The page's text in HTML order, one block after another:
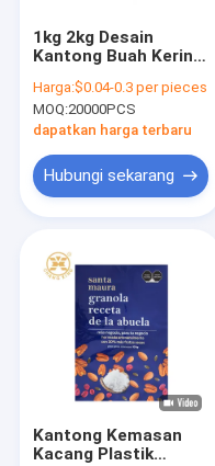
Produk
Tentang Kami
tur pabrik
1kg 2kg Desain
Kantong Buah Kering
Kemasan Plastik
Transparan Dengan
Jendela
Harga:$0.04-0.3 per pieces
MOQ:20000PCS
dapatkan harga terbaru
Hubungi sekarang
Kantong Kemasan
Kacang Plastik